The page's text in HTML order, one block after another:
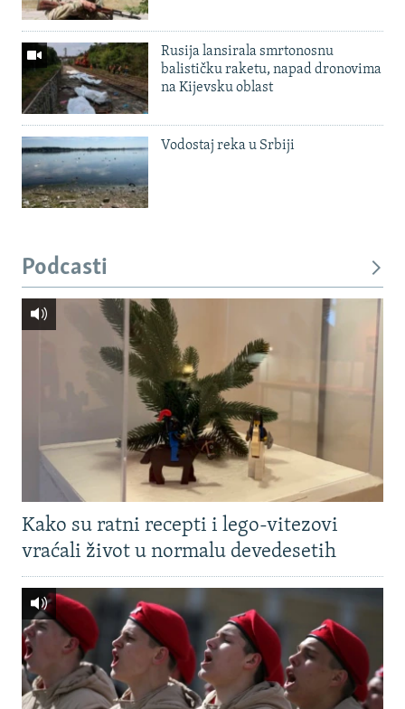
Rusija lansirala smrtonosnu
balističku raketu, napad dronovima
na Kijevsku oblast
Vodostaj reka u Srbiji
Podcasti
Kako su ratni recepti i lego-vitezovi
vraćali život u normalu devedesetih